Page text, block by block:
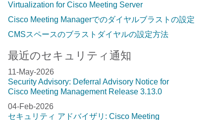
Virtualization for Cisco Meeting Server
Cisco Meeting Managerでのダイヤルブラストの設定
CMSスペースのブラストダイヤルの設定方法
最近のセキュリティ通知
11-May-2026
Security Advisory: Deferral Advisory Notice for
Cisco Meeting Management Release 3.13.0
04-Feb-2026
セキュリティ アドバイザリ: Cisco Meeting